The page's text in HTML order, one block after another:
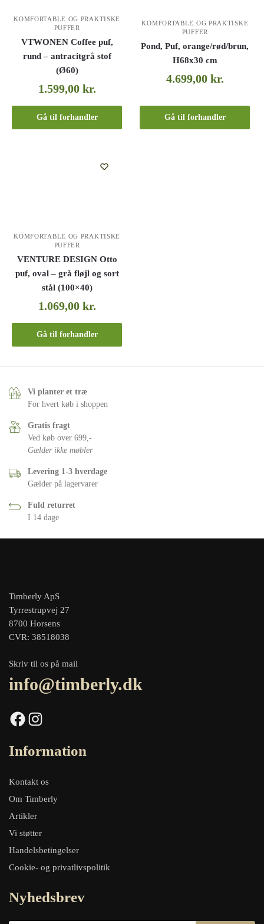
KOMFORTABLE OG PRAKTISKE
PUFFER
VTWONEN Coffee puf,
rund – antracitgrå stof
(Ø60)
1.599,00 kr.
Gå til forhandler
KOMFORTABLE OG PRAKTISKE
PUFFER
Pond, Puf, orange/rød/brun,
H68x30 cm
4.699,00 kr.
Gå til forhandler
KOMFORTABLE OG PRAKTISKE
PUFFER
VENTURE DESIGN Otto
puf, oval – grå fløjl og sort
stål (100×40)
1.069,00 kr.
Gå til forhandler
Vi planter et træ
For hvert køb i shoppen
Gratis fragt
Ved køb over 699,-
Gælder ikke møbler
Levering 1-3 hverdage
Gælder på lagervarer
Fuld returret
I 14 dage
Timberly ApS
Tyrrestrupvej 27
8700 Horsens
CVR: 38518038
Skriv til os på mail
info@timberly.dk
Facebook Instagram
Information
Kontakt os
Om Timberly
Artikler
Vi støtter
Handelsbetingelser
Cookie- og privatlivspolitik
Nyhedsbrev